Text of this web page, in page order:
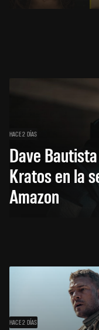
HACE 2 DÍAS
Dave
Kratos en la
Amazon
HACE 2 DÍAS